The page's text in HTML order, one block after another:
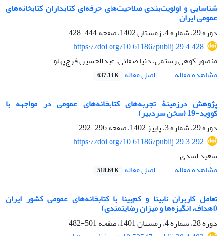
شناسایی و اولویت‌بندی صلاحیت‌های حرفه‌ای کتابداران کتابخانه‌های
عمومی ایران
دوره 29، شماره 4، زمستان 1402، صفحه
444-428
https://doi.org/10.61186/publij.29.4.428
منصور کوهی رستمی، دنیا صفائی، عبدالحسین فرج‌پهلو
مشاهده مقاله
اصل مقاله 637.13 K
پژوهش درزمینۀ تجربه‌های کتابخانه‌های عمومی در مواجهه با
کووید-19 (سخن سردبیر)
دوره 29، شماره 3، پاییز 1402، صفحه
296-292
https://doi.org/10.61186/publij.29.3.292
سعید اسدی
مشاهده مقاله
اصل مقاله 518.64 K
تعامل کاربران نابینا و کم‌بینا با کتابخانه‌های عمومی کشور ایران
(اهداف، انگیزه‌ها و میزان رضایتمندی)
دوره 28، شماره 4، زمستان 1401، صفحه
501-482